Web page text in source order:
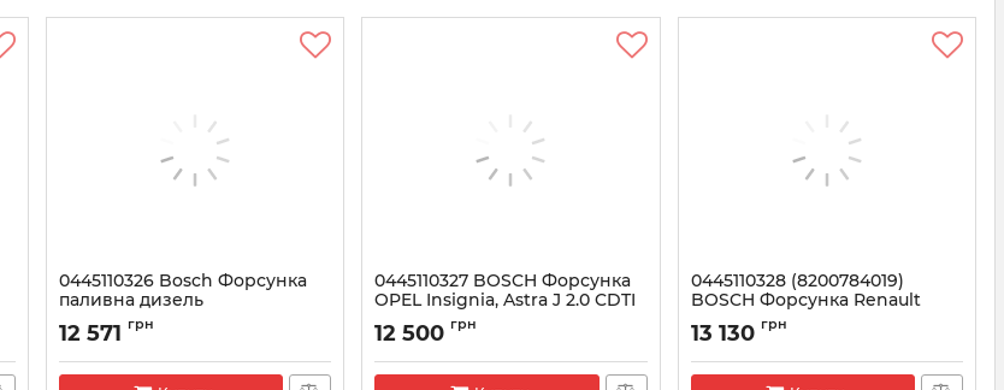
0445110326 Bosch Форсунка
паливна дизель
Артикул: 0445110326
12 571 грн
0445110327 BOSCH Форсунка
OPEL Insignia, Astra J 2.0 CDTI
Артикул: 0445110327
12 500 грн
0445110328 (8200784019)
BOSCH Форсунка Renault
GRAND SCENIC III 1.9, MEGANE
III 1.9
Артикул: 0445110328
13 130 грн